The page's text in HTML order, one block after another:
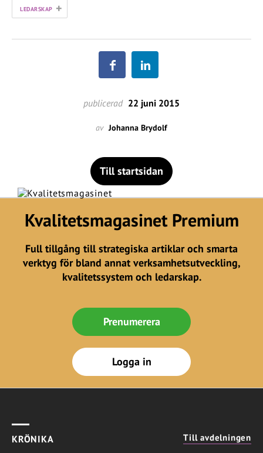
LEDARSKAP +
publicerad 22 juni 2015
av Johanna Brydolf
Till startsidan
Kvalitetsmagasinet Premium
Full tillgång till strategiska artiklar och smarta
verktyg för bland annat verksamhetsutveckling,
kvalitetssystem och ledarskap.
Prenumerera
Logga in
KRÖNIKA Till avdelningen